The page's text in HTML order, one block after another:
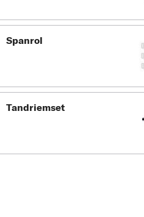
Spanrol
Tandriemset